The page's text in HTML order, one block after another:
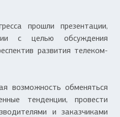
прошли презентации,
с целью обсуждения
развития телеком-
возможность обменяться
тенденции, провести
и заказчиками